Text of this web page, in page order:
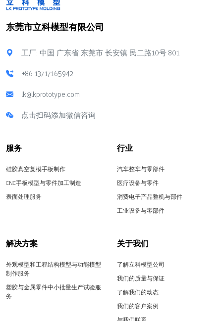
东莞市立科模型有限公司
工厂: 中国 广东省 东莞市 长安镇 民二路10号 801
+86 13717165942
lk@lkprototype.com
点击扫码添加微信咨询
服务
硅胶真空复模手板制作
CNC手板模型与零件加工制造
表面处理服务
行业
汽车整车与零部件
医疗设备与零件
消费电子产品整机与部件
工业设备与零部件
解决方案
外观模型和工程结构模型与功能模型
制作服务
塑胶与金属零件中小批量生产试验服
务
关于我们
了解立科模型公司
我们的质量与保证
了解我们的动态
我们的客户案例